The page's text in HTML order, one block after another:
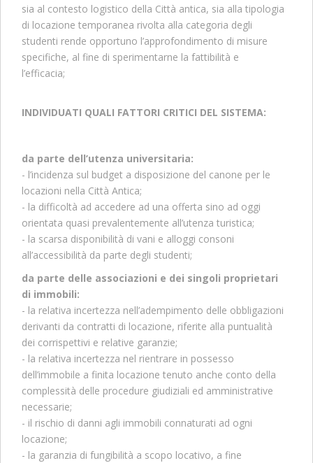
sia al contesto logistico della Città antica, sia alla tipologia
di locazione temporanea rivolta alla categoria degli
studenti rende opportuno l’approfondimento di misure
specifiche, al fine di sperimentarne la fattibilità e
l’efficacia;
INDIVIDUATI QUALI FATTORI CRITICI DEL SISTEMA:
da parte dell’utenza universitaria:
- l’incidenza sul budget a disposizione del canone per le
locazioni nella Città Antica;
- la difficoltà ad accedere ad una offerta sino ad oggi
orientata quasi prevalentemente all’utenza turistica;
- la scarsa disponibilità di vani e alloggi consoni
all’accessibilità da parte degli studenti;
da parte delle associazioni e dei singoli proprietari
di immobili:
- la relativa incertezza nell’adempimento delle obbligazioni
derivanti da contratti di locazione, riferite alla puntualità
dei corrispettivi e relative garanzie;
- la relativa incertezza nel rientrare in possesso
dell’immobile a finita locazione tenuto anche conto della
complessità delle procedure giudiziali ed amministrative
necessarie;
- il rischio di danni agli immobili connaturati ad ogni
locazione;
- la garanzia di fungibilità a scopo locativo, a fine